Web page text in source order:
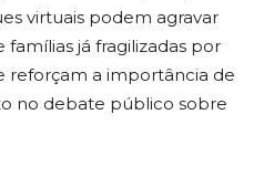
virtuais podem agravar
já fragilizadas por
reforçam a importância de
no debate público sobre